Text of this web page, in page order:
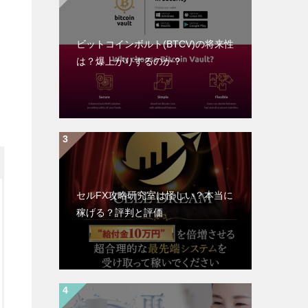
ビットコインボルト(BTCV)の将来性
は？爆上がりするのか？
セルFX攻略研究室は怪しい？本当に
稼げる？評判と評価